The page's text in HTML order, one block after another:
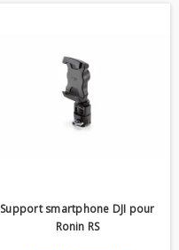
Support smartphone DJI pour
Ronin RS